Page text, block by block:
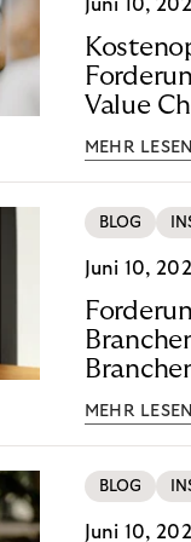
Juni 10,
Value
MEHR LESEN
BLOG
Juni 10,
MEHR LESEN
BLOG
Juni 10,